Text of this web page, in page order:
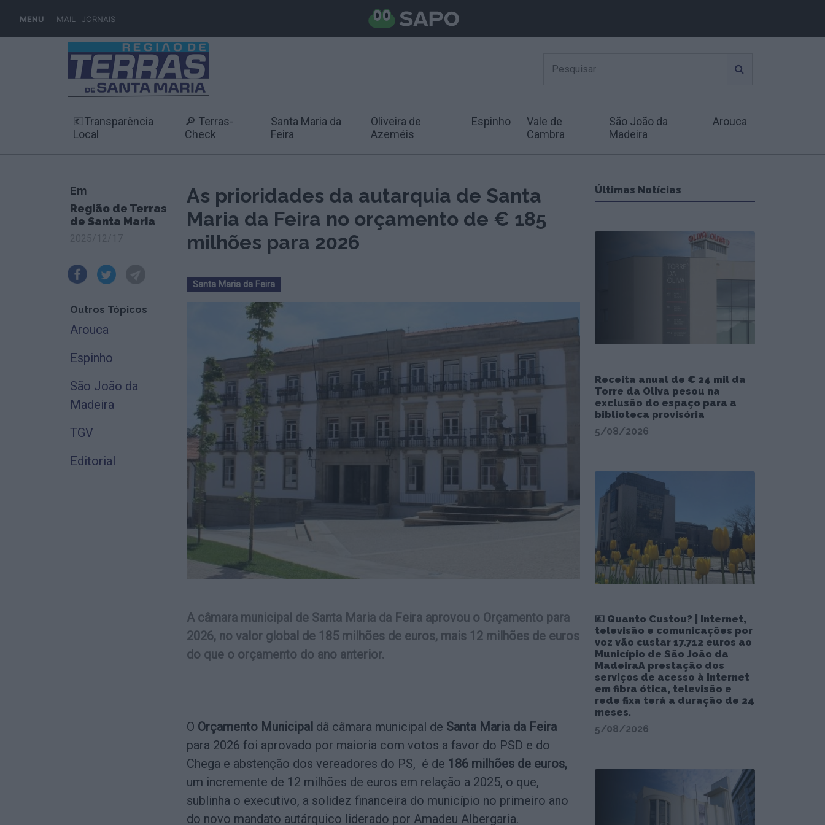
MENU MAIL JORNAIS
💶Transparência
Local
🔎 Terras-
Check
Santa Maria da
Feira
Oliveira de
Azeméis
Espinho
Vale de
Cambra
São João da
Madeira
Arouca
Em
Região de Terras
de Santa Maria
Outros Tópicos
Arouca
Espinho
São João da
Madeira
TGV
Editorial
As prioridades da autarquia de Santa
Maria da Feira no orçamento de € 185
milhões para 2026
Santa Maria da Feira
A câmara municipal de Santa Maria da Feira aprovou o Orçamento para
2026, no valor global de 185 milhões de euros, mais 12 milhões de euros
do que o orçamento do ano anterior.
O Orçamento Municipal dâ câmara municipal de Santa Maria da Feira
para 2026 foi aprovado por maioria com votos a favor do PSD e do
Chega e abstenção dos vereadores do PS, é de 186 milhões de euros,
um incremente de 12 milhões de euros em relação a 2025, o que,
sublinha o executivo, a solidez financeira do município no primeiro ano
do novo mandato autárquico liderado por Amadeu Albergaria.
Últimas Notícias
Receita anual de € 24 mil da
Torre da Oliva pesou na
exclusão do espaço para a
biblioteca provisória
5/08/2026
💶 Quanto Custou? | Internet,
televisão e comunicações por
voz vão custar 17.712 euros ao
Município de São João da
MadeiraA prestação dos
serviços de acesso à internet
em fibra ótica, televisão e
rede fixa terá a duração de 24
meses.
5/08/2026